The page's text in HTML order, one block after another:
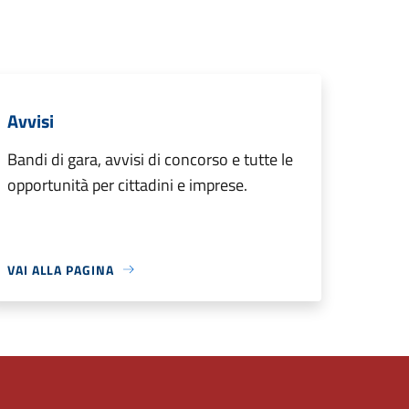
Avvisi
Bandi di gara, avvisi di concorso e tutte le
opportunità per cittadini e imprese.
VAI ALLA PAGINA